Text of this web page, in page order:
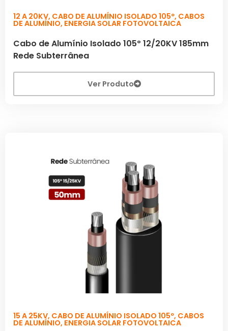
12 A 20KV, CABO DE ALUMÍNIO ISOLADO 105º, CABOS
DE ALUMÍNIO, ENERGIA SOLAR FOTOVOLTAICA
Cabo de Alumínio Isolado 105º 12/20KV 185mm
Rede Subterrânea
Ver Produto
15 A 25KV, CABO DE ALUMÍNIO ISOLADO 105º, CABOS
DE ALUMÍNIO, ENERGIA SOLAR FOTOVOLTAICA